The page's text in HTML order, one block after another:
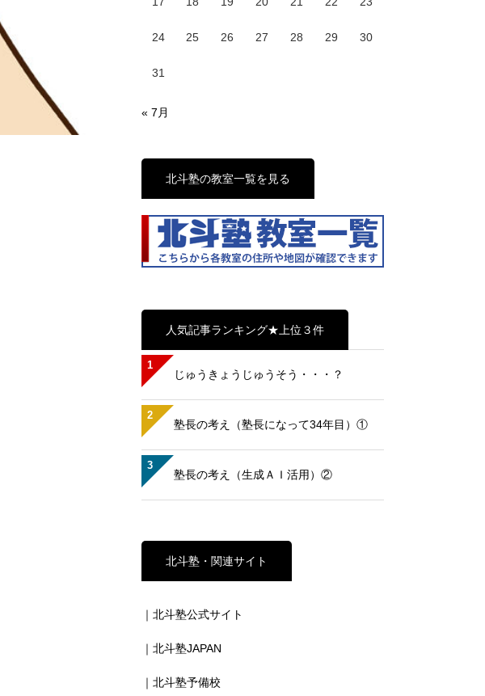
24 25 26 27 28 29 30
31
« 7月
北斗塾の教室一覧を見る
人気記事ランキング★上位３件
1
じゅうきょうじゅうそう・・・？
2
塾長の考え（塾長になって34年目）①
3
塾長の考え（生成ＡＩ活用）②
北斗塾・関連サイト
｜北斗塾公式サイト
｜北斗塾JAPAN
｜北斗塾予備校